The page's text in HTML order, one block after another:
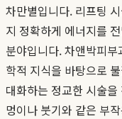
차만별입니다. 리프팅
지 정확하게 에너지를
분야입니다. 차앤박피
학적 지식을 바탕으로
대화하는 정교한 시술
멍이나 붓기와 같은 부